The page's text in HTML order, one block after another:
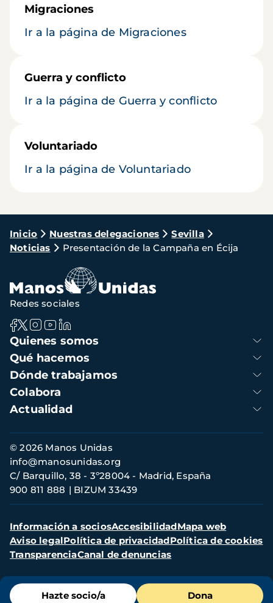
Migraciones
Ir a la página de Migraciones
Guerra y conflicto
Ir a la página de Guerra y conflicto
Voluntariado
Ir a la página de Voluntariado
Ruta
de
navegación
Inicio Nuestras delegaciones
Sevilla
Noticias
Presentación de la Campaña en Écija
Menú
Hazte socio/a Dona
Navegación
principal
Quienes somos
Qué hacemos
Dónde trabajamos
Colabora
Actualidad
Redes sociales
Información
de
contacto
© 2026 Manos Unidas
C/ Barquillo, 38 - 3º28004 - Madrid, España
900 811 888
BIZUM 33439
info@manosunidas.org
Menú
secundario
Información a sociosAccesibilidadMapa web
Aviso legalPolítica de privacidadPolítica de cookies
TransparenciaCanal de denuncias